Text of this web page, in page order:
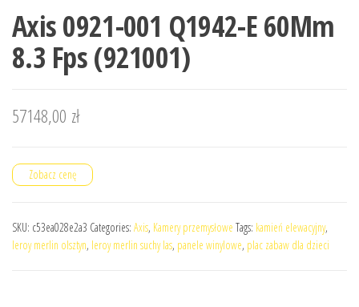
Axis 0921-001 Q1942-E 60Mm
8.3 Fps (921001)
57148,00 zł
Zobacz cenę
SKU: c53ea028e2a3 Categories: Axis, Kamery przemysłowe Tags: kamień elewacyjny,
leroy merlin olsztyn, leroy merlin suchy las, panele winylowe, plac zabaw dla dzieci